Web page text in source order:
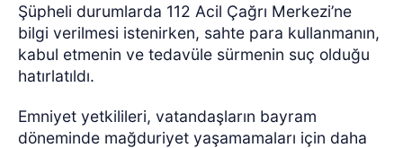
Şüpheli durumlarda 112 Acil Çağrı Merkezi’ne
bilgi verilmesi istenirken, sahte para kullanmanın,
kabul etmenin ve tedavüle sürmenin suç olduğu
hatırlatıldı.
Emniyet yetkilileri, vatandaşların bayram
döneminde mağduriyet yaşamamaları için daha